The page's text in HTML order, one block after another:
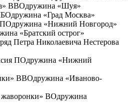
ВВОдружина «Шуя»
дружина «Град Москва»
ПОдружина «Нижний Новгород»
«Братский острог»
Петра Николаевича Нестерова
ПОдружина «Нижний
ВВОдружина «Иваново-
жаворонки» ВОдружина